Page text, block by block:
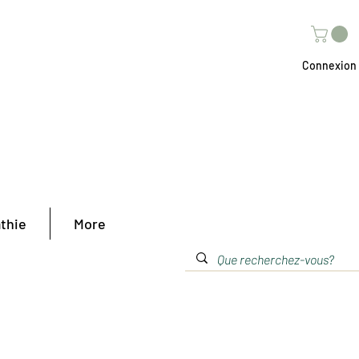
Connexion
More